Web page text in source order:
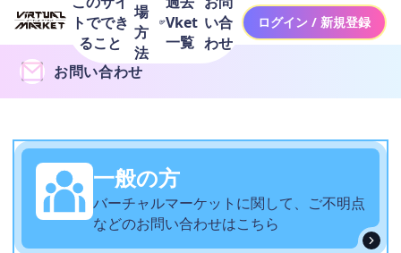
トででき
ること
場
方
法
Vket
一覧
い合
わせ
ログイン / 新規登録
お問い合わせ
一般の方
バーチャルマーケットに関して、ご不明点
などのお問い合わせはこちら